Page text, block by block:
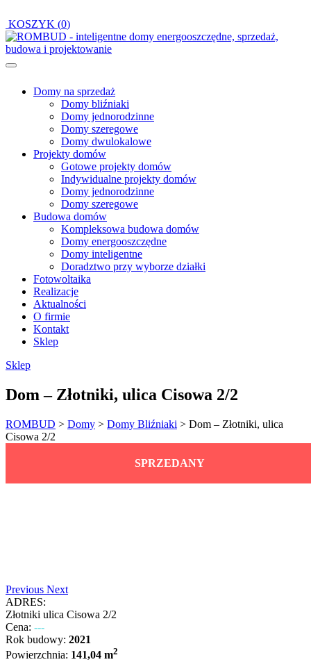
KOSZYK (0)
Domy na sprzedaż
Domy bliźniaki
Domy jednorodzinne
Domy szeregowe
Domy dwulokalowe
Projekty domów
Gotowe projekty domów
Indywidualne projekty domów
Domy jednorodzinne
Domy szeregowe
Budowa domów
Kompleksowa budowa domów
Domy energooszczędne
Domy inteligentne
Doradztwo przy wyborze działki
Fotowoltaika
Realizacje
Aktualności
O firmie
Kontakt
Sklep
Sklep
Dom – Złotniki, ulica Cisowa 2/2
ROMBUD > Domy > Domy Bliźniaki > Dom – Złotniki, ulica
Cisowa 2/2
SPRZEDANY
Previous Next
ADRES:
Złotniki ulica Cisowa 2/2
Cena: ---
Rok budowy: 2021
Powierzchnia: 141,04 m2